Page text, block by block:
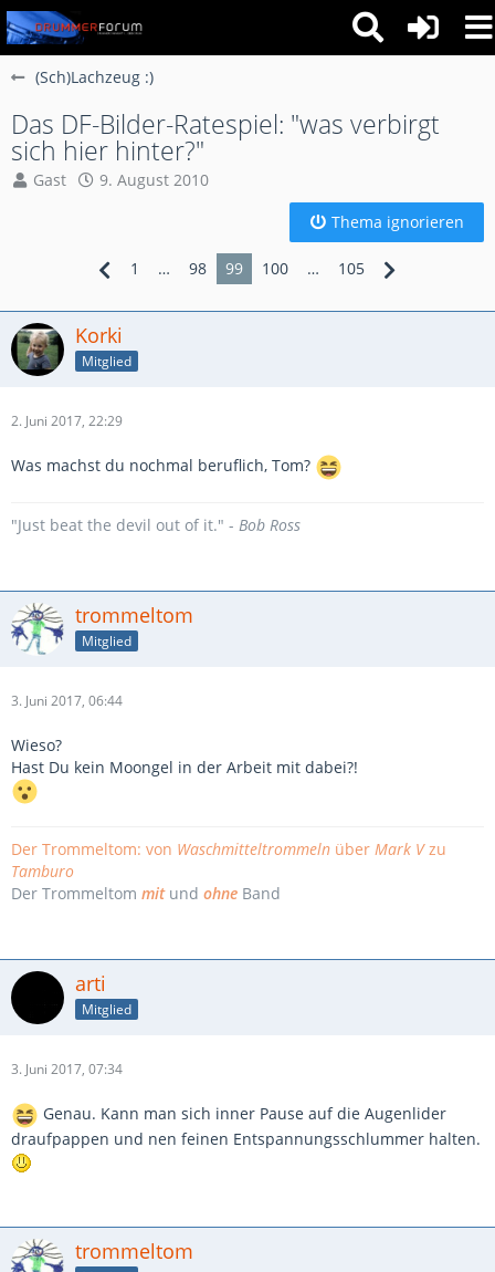
(Sch)Lachzeug :)
Das DF-Bilder-Ratespiel: "was verbirgt
sich hier hinter?"
Gast
9. August 2010
Thema ignorieren
1 … 98 99 100 … 105
Korki
Mitglied
2. Juni 2017, 22:29
Was machst du nochmal beruflich, Tom?
"Just beat the devil out of it." - Bob Ross
trommeltom
Mitglied
3. Juni 2017, 06:44
Wieso?
Hast Du kein Moongel in der Arbeit mit dabei?!
Der Trommeltom: von Waschmitteltrommeln über Mark Vzu
Tamburo
Der Trommeltom mitund ohne Band
arti
Mitglied
3. Juni 2017, 07:34
Genau. Kann man sich inner Pause auf die Augenlider
draufpappen und nen feinen Entspannungsschlummer halten.
trommeltom